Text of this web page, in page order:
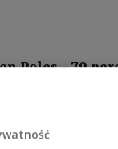
Poles - 79
a hostile